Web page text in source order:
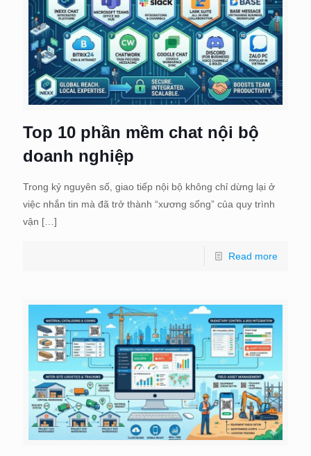
Top 10 phần mềm chat nội bộ
doanh nghiệp
Trong kỷ nguyên số, giao tiếp nội bộ không chỉ dừng lại ở
việc nhắn tin mà đã trở thành “xương sống” của quy trình
vận […]
Read more